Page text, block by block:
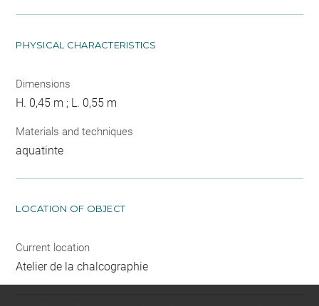
PHYSICAL CHARACTERISTICS
Dimensions
H. 0,45 m ; L. 0,55 m
Materials and techniques
aquatinte
LOCATION OF OBJECT
Current location
Atelier de la chalcographie